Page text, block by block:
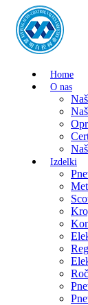
Home
O nas
Izdelki